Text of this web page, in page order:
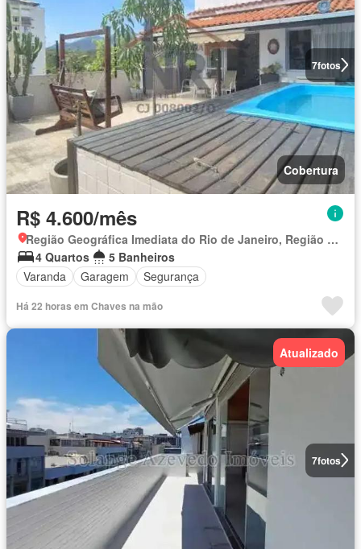
7fotos
Cobertura
R$ 4.600/mês
Região Geográfica Imediata do Rio de Janeiro, Região Metropolitana do Rio de Janeiro
4 Quartos
5 Banheiros
Varanda
Garagem Segurança
Há 22 horas em Chaves na mão
7fotos
Atualizado